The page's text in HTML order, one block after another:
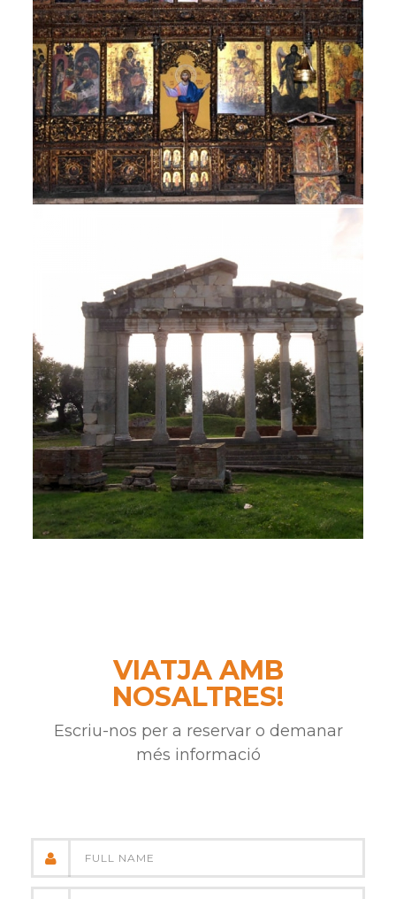
VIATJA AMB
NOSALTRES!
Escriu-nos per a reservar o demanar
més informació